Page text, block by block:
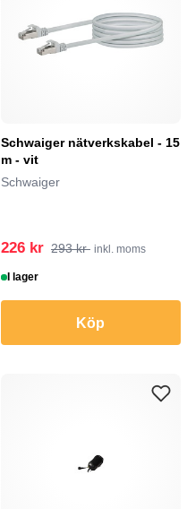
Schwaiger nätverkskabel - 15
m - vit
Schwaiger
226 kr 293 kr inkl. moms
I lager
Köp